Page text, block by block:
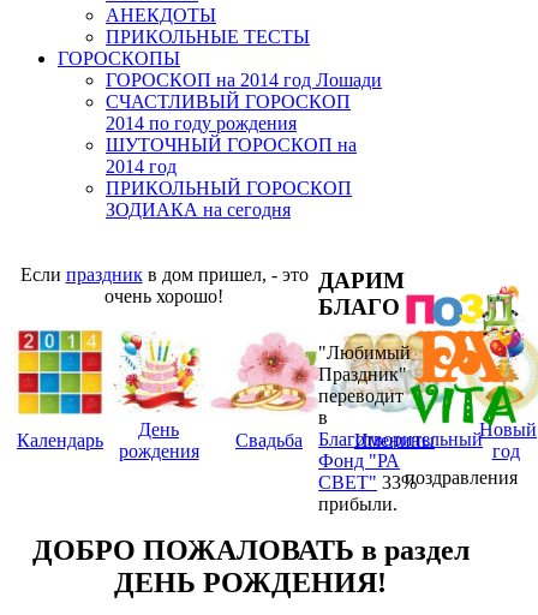
АНЕКДОТЫ
ПРИКОЛЬНЫЕ ТЕСТЫ
ГОРОСКОПЫ
ГОРОСКОП на 2014 год Лошади
СЧАСТЛИВЫЙ ГОРОСКОП
2014 по году рождения
ШУТОЧНЫЙ ГОРОСКОП на
2014 год
ПРИКОЛЬНЫЙ ГОРОСКОП
ЗОДИАКА на сегодня
Если праздникв дом пришел, - это
очень хорошо!
Календарь
День
рождения
Свадьба Именины
Новый
год
ДАРИМ
БЛАГО
"Любимый
Праздник"
переводит
в
Благотворительный
Фонд "РА
СВЕТ" 33%
прибыли.
поздравления
ДОБРО ПОЖАЛОВАТЬ в раздел
ДЕНЬ РОЖДЕНИЯ!